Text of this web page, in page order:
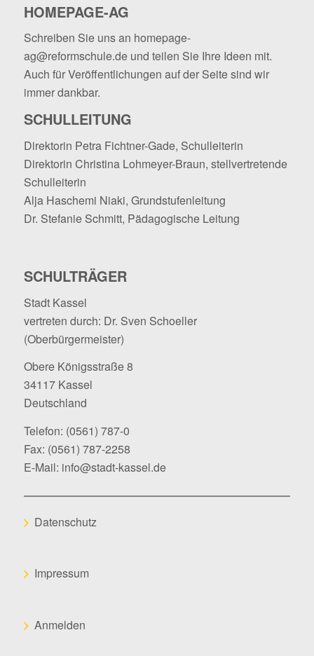
HOMEPAGE-AG
Schreiben Sie uns an homepage-
ag@reformschule.deund teilen Sie Ihre Ideen mit.
Auch für Veröffentlichungen auf der Seite sind wir
immer dankbar.
SCHULLEITUNG
Direktorin Petra Fichtner-Gade, Schulleiterin
Direktorin Christina Lohmeyer-Braun, stellvertretende
Schulleiterin
Alja Haschemi Niaki, Grundstufenleitung
Dr. Stefanie Schmitt, Pädagogische Leitung
SCHULTRÄGER
Stadt Kassel
vertreten durch: Dr. Sven Schoeller
(Oberbürgermeister)
Obere Königsstraße 8
34117 Kassel
Deutschland
Telefon: (0561) 787-0
Fax: (0561) 787-2258
E-Mail: info@stadt-kassel.de
Datenschutz
Impressum
Anmelden